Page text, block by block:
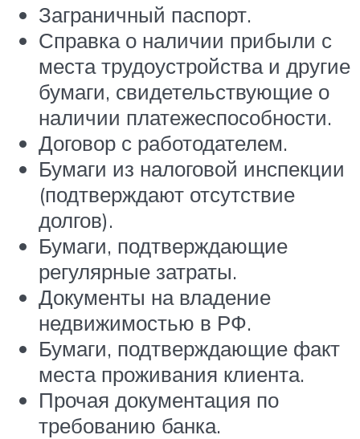
Заграничный паспорт.
Справка о наличии прибыли с
места трудоустройства и другие
бумаги, свидетельствующие о
наличии платежеспособности.
Договор с работодателем.
Бумаги из налоговой инспекции
(подтверждают отсутствие
долгов).
Бумаги, подтверждающие
регулярные затраты.
Документы на владение
недвижимостью в РФ.
Бумаги, подтверждающие факт
места проживания клиента.
Прочая документация по
требованию банка.